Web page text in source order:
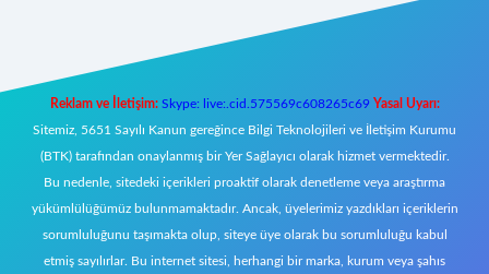
Reklam ve İletişim: Skype: live:.cid.575569c608265c69 Yasal Uyarı:
Sitemiz, 5651 Sayılı Kanun gereğince Bilgi Teknolojileri ve İletişim Kurumu
(BTK) tarafından onaylanmış bir Yer Sağlayıcı olarak hizmet vermektedir.
Bu nedenle, sitedeki içerikleri proaktif olarak denetleme veya araştırma
yükümlülüğümüz bulunmamaktadır. Ancak, üyelerimiz yazdıkları içeriklerin
sorumluluğunu taşımakta olup, siteye üye olarak bu sorumluluğu kabul
etmiş sayılırlar. Bu internet sitesi, herhangi bir marka, kurum veya şahıs